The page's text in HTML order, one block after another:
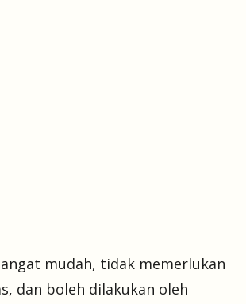
mudah, tidak memerlukan
dan boleh dilakukan oleh